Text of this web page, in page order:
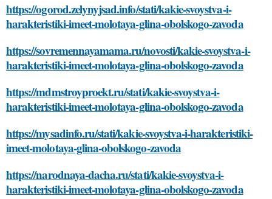
https://ogorod.zelynyjsad.info/stati/kakie-svoystva-i-
harakteristiki-imeet-molotaya-glina-obolskogo-zavoda
https://sovremennayamama.ru/novosti/kakie-svoystva-i-
harakteristiki-imeet-molotaya-glina-obolskogo-zavoda
https://mdmstroyproekt.ru/stati/kakie-svoystva-i-
harakteristiki-imeet-molotaya-glina-obolskogo-zavoda
https://mysadinfo.ru/stati/kakie-svoystva-i-harakteristiki-
imeet-molotaya-glina-obolskogo-zavoda
https://narodnaya-dacha.ru/stati/kakie-svoystva-i-
harakteristiki-imeet-molotaya-glina-obolskogo-zavoda